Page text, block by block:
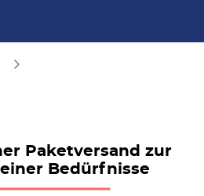
Paketversand zur
Bedürfnisse